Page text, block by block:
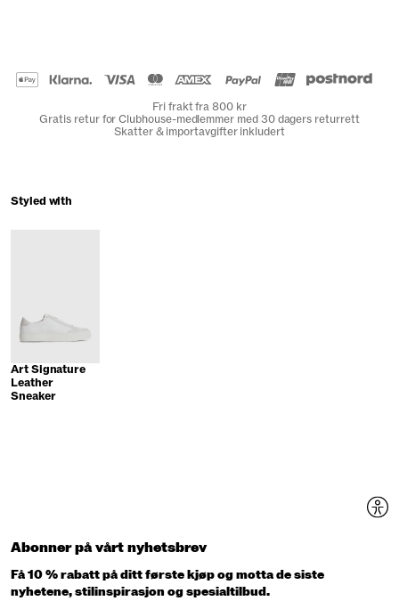
Fri frakt fra 800 kr
Gratis retur for Clubhouse-medlemmer med 30 dagers returrett
Skatter & importavgifter inkludert
Styled with
Art Signature
Leather
Sneaker
Abonner på vårt nyhetsbrev
Få 10 % rabatt på ditt første kjøp og motta de siste
nyhetene, stilinspirasjon og spesialtilbud.